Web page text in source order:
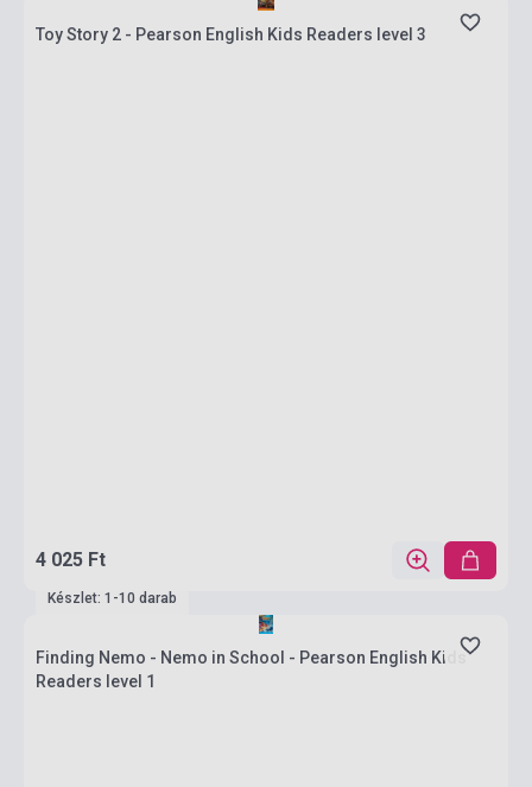
Toy Story 2 - Pearson English Kids Readers level 3
4 025 Ft
Készlet: 1-10 darab
Finding Nemo - Nemo in School - Pearson English Kids
Readers level 1